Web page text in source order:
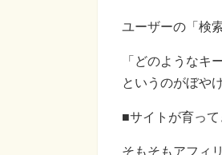
ユーザーの「検
「どのようなキ
というのがぼや
■サイトが育っ
そもそもアフィ